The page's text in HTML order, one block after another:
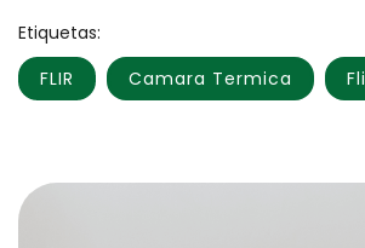
Etiquetas:
FLIR
Camara Termica